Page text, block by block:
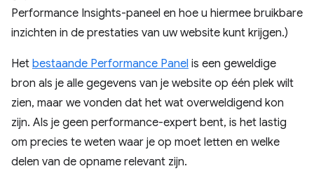
Performance Insights-paneel en hoe u hiermee bruikbare
inzichten in de prestaties van uw website kunt krijgen.)
Het bestaande Performance Panel is een geweldige
bron als je alle gegevens van je website op één plek wilt
zien, maar we vonden dat het wat overweldigend kon
zijn. Als je geen performance-expert bent, is het lastig
om precies te weten waar je op moet letten en welke
delen van de opname relevant zijn.